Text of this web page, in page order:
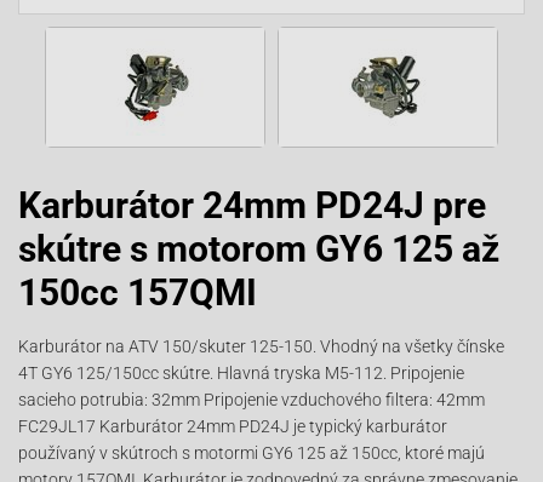
Karburátor 24mm PD24J pre
skútre s motorom GY6 125 až
150cc 157QMI
Karburátor na ATV 150/skuter 125-150. Vhodný na všetky čínske
4T GY6 125/150cc skútre. Hlavná tryska M5-112. Pripojenie
sacieho potrubia: 32mm Pripojenie vzduchového filtera: 42mm
FC29JL17 Karburátor 24mm PD24J je typický karburátor
používaný v skútroch s motormi GY6 125 až 150cc, ktoré majú